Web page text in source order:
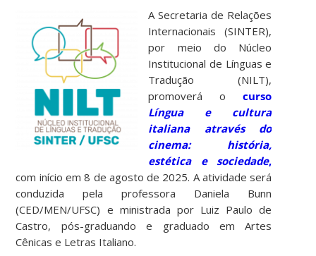
A Secretaria de Relações
Internacionais (SINTER),
por meio do Núcleo
Institucional de Línguas e
Tradução (NILT),
promoverá ocurso
Língua e cultura
italiana através do
cinema: história,
estética e sociedade,
com início em 8 de agosto de 2025. A atividade será
conduzida pela professora Daniela Bunn
(CED/MEN/UFSC) e ministrada por Luiz Paulo de
Castro, pós-graduando e graduado em Artes
Cênicas e Letras Italiano.